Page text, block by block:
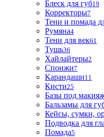
Блеск для губ19
Корректоры7
Тени и помада
Румяна4
Тени для век61
Тушь36
Хайлайтеры2
Спонжи7
Карандаши11
Кисти25
Базы под
Бальзамы для
Кейсы, сумки,
Подводка для
Помада5